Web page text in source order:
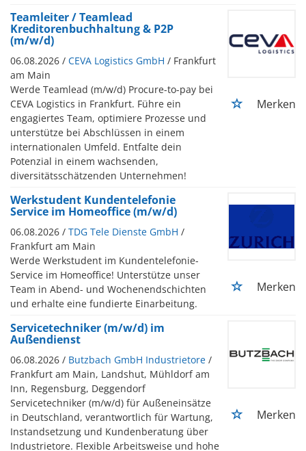
Teamleiter / Teamlead
Kreditorenbuchhaltung & P2P
(m/w/d)
06.08.2026 / CEVA Logistics GmbH / Frankfurt
am Main
Werde Teamlead (m/w/d) Procure-to-pay bei
CEVA Logistics in Frankfurt. Führe ein
engagiertes Team, optimiere Prozesse und
unterstütze bei Abschlüssen in einem
internationalen Umfeld. Entfalte dein
Potenzial in einem wachsenden,
diversitätsschätzenden Unternehmen!
Merken
Werkstudent Kundentelefonie
Service im Homeoffice (m/w/d)
06.08.2026 / TDG Tele Dienste GmbH /
Frankfurt am Main
Werde Werkstudent im Kundentelefonie-
Service im Homeoffice! Unterstütze unser
Team in Abend- und Wochenendschichten
und erhalte eine fundierte Einarbeitung.
Merken
Servicetechniker (m/w/d) im
Außendienst
06.08.2026 / Butzbach GmbH Industrietore /
Frankfurt am Main, Landshut, Mühldorf am
Inn, Regensburg, Deggendorf
Servicetechniker (m/w/d) für Außeneinsätze
in Deutschland, verantwortlich für Wartung,
Instandsetzung und Kundenberatung über
Industrietore. Flexible Arbeitsweise und hohe
Merken